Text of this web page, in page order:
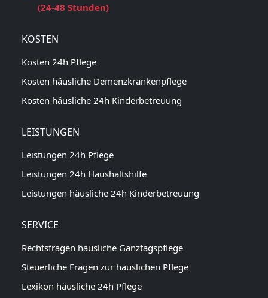
(24-48 Stunden)
KOSTEN
Kosten 24h Pflege
Kosten häusliche Demenzkrankenpflege
Kosten häusliche 24h Kinderbetreuung
LEISTUNGEN
Leistungen 24h Pflege
Leistungen 24h Haushaltshilfe
Leistungen häusliche 24h Kinderbetreuung
SERVICE
Rechtsfragen häusliche Ganztagspflege
Steuerliche Fragen zur häuslichen Pflege
Lexikon häusliche 24h Pflege